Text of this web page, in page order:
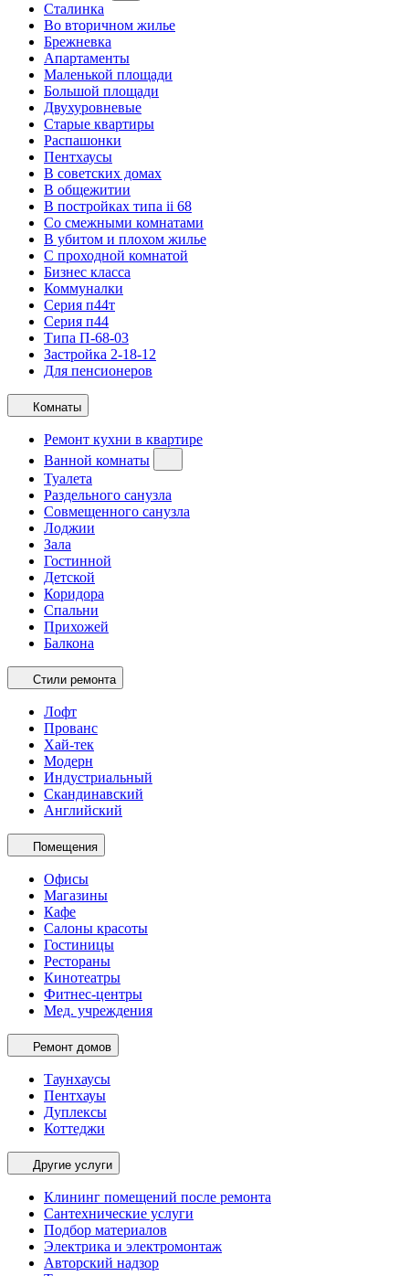
Сталинка
Во вторичном жилье
Брежневка
Апартаменты
Маленькой площади
Большой площади
Двухуровневые
Старые квартиры
Распашонки
Пентхаусы
В советских домах
В общежитии
В постройках типа ii 68
Со смежными комнатами
В убитом и плохом жилье
С проходной комнатой
Бизнес класса
Коммуналки
Серия п44т
Серия п44
Типа П-68-03
Застройка 2-18-12
Для пенсионеров
Комнаты
Ремонт кухни в квартире
Ванной комнаты
Туалета
Раздельного санузла
Совмещенного санузла
Лоджии
Зала
Гостинной
Детской
Коридора
Спальни
Прихожей
Балкона
Стили ремонта
Лофт
Прованс
Хай-тек
Модерн
Индустриальный
Скандинавский
Английский
Помещения
Офисы
Магазины
Кафе
Салоны красоты
Гостиницы
Рестораны
Кинотеатры
Фитнес-центры
Мед. учреждения
Ремонт домов
Таунхаусы
Пентхауы
Дуплексы
Коттеджи
Другие услуги
Клининг помещений после ремонта
Сантехнические услуги
Подбор материалов
Электрика и электромонтаж
Авторский надзор